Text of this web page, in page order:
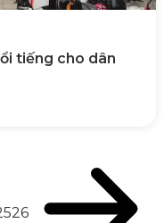
tiếng cho dân
26